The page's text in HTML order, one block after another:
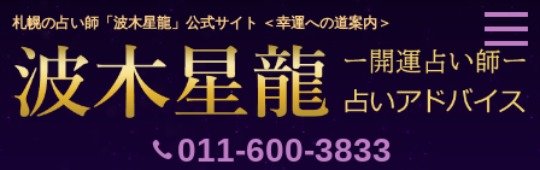
札幌の占い師「波木星龍」公式サイト ＜幸運への道案内＞
011-600-3833